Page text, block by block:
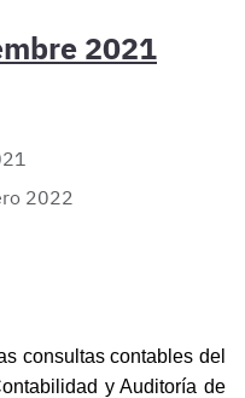
2021
2022
consultas contables del
y Auditoría de